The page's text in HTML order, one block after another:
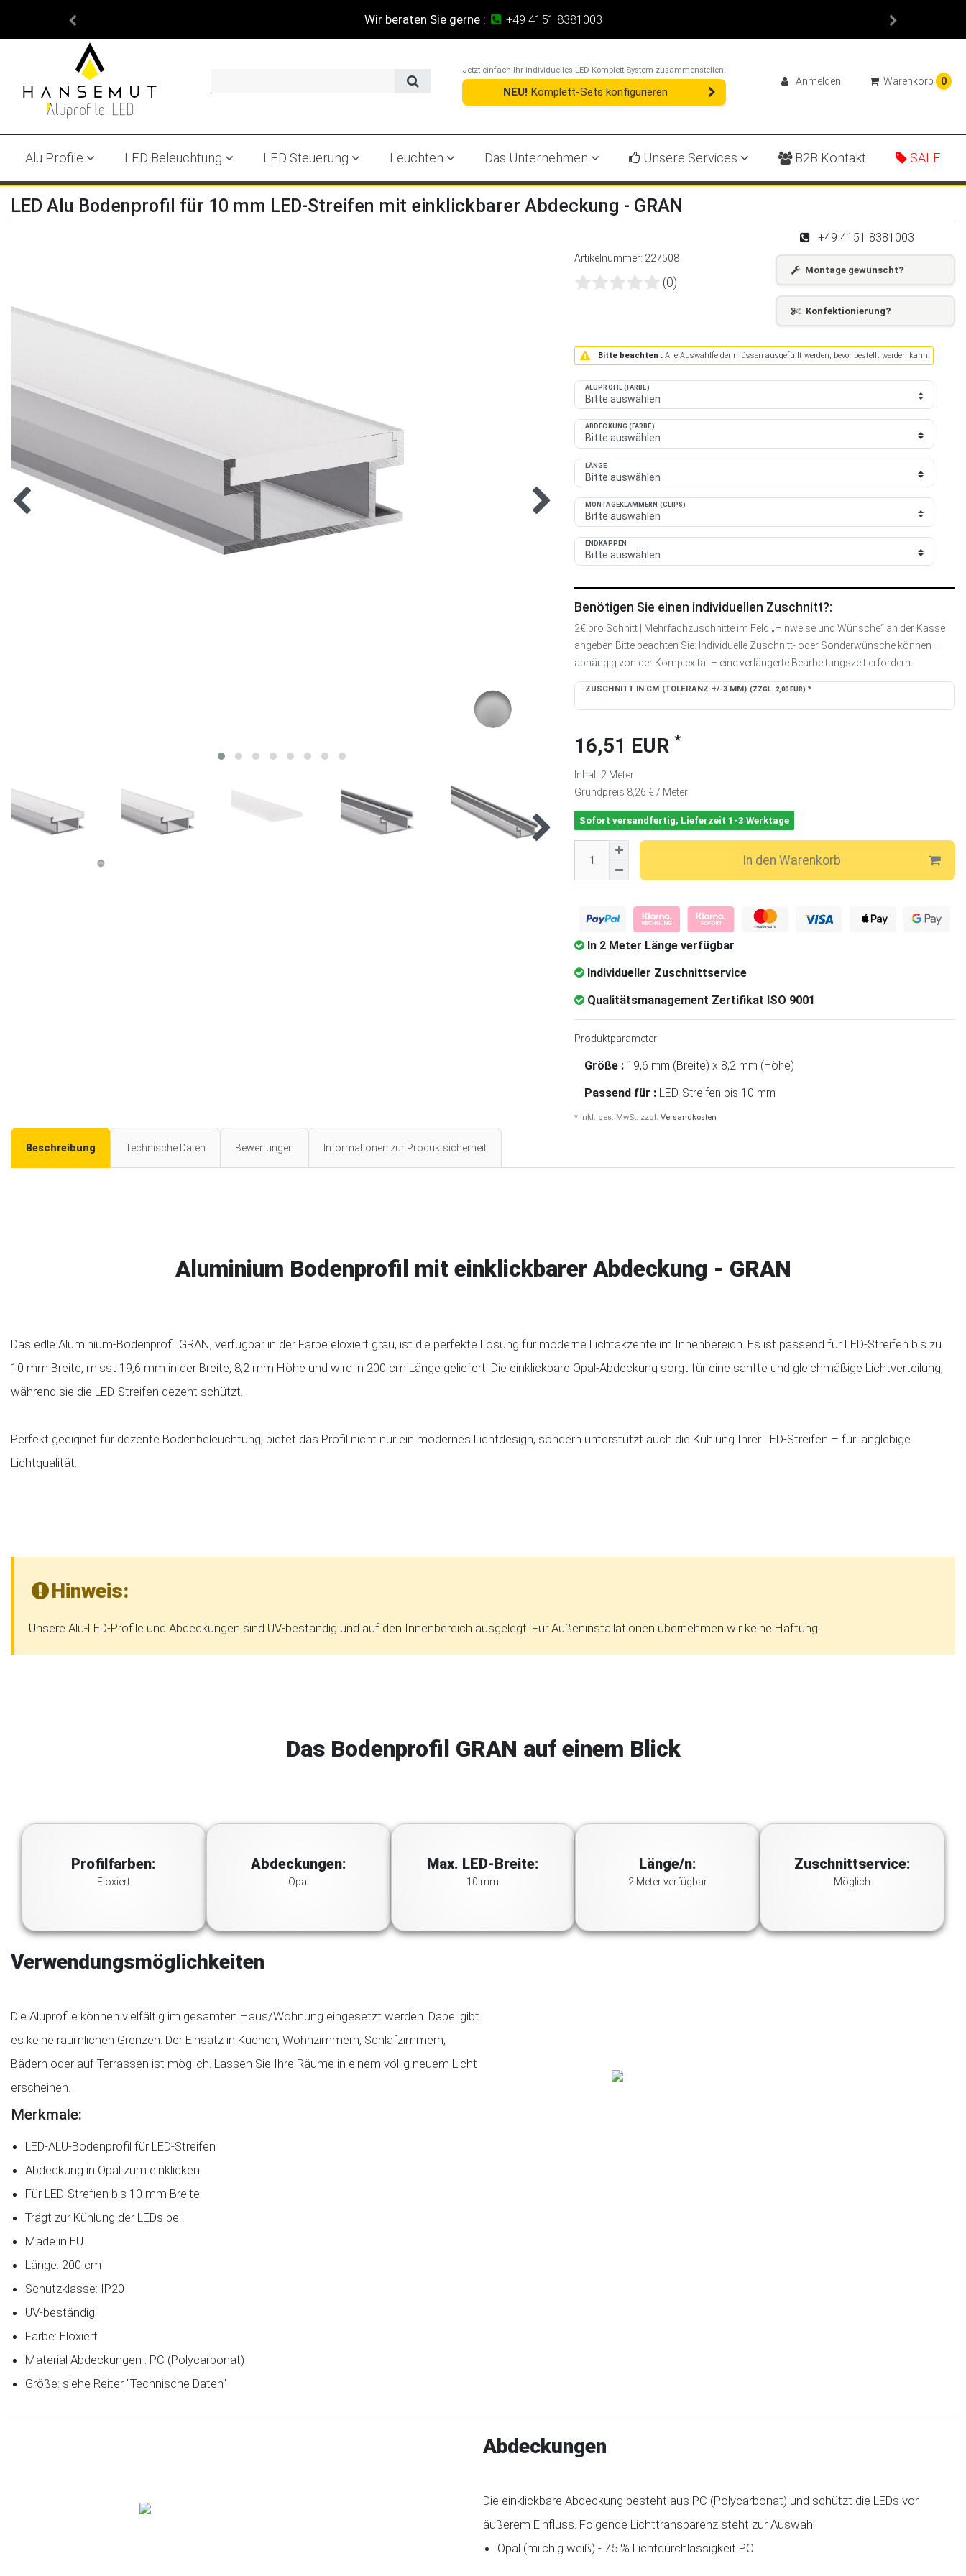
Wir beraten Sie gerne : +49 4151 8381003
Jetzt einfach Ihr individuelles LED-Komplett-System zusammenstellen:
NEU!Komplett-Sets konfigurieren
Anmelden Warenkorb 0
Alu Profile LED Beleuchtung LED Steuerung Leuchten Das Unternehmen Unsere Services B2B Kontakt SALE
LED Alu Bodenprofil für 10 mm LED-Streifen mit einklickbarer Abdeckung - GRAN
+49 4151 8381003
Artikelnummer: 227508
(0)
Montage gewünscht?
Konfektionierung?
Bitte beachten : Alle Auswahlfelder müssen ausgefüllt werden, bevor bestellt werden kann.
ALUPROFIL (FARBE)
ABDECKUNG (FARBE)
LÄNGE
MONTAGEKLAMMERN (CLIPS)
ENDKAPPEN
Benötigen Sie einen individuellen Zuschnitt?:
2€ pro Schnitt | Mehrfachzuschnitte im Feld „Hinweise und Wünsche“ an der Kasse
angeben Bitte beachten Sie: Individuelle Zuschnitt- oder Sonderwünsche können –
abhängig von der Komplexität – eine verlängerte Bearbeitungszeit erfordern.
ZUSCHNITT IN CM (TOLERANZ +/-3 MM) (ZZGL. 2,00 EUR) *
16,51 EUR *
Inhalt 2 Meter
Grundpreis 8,26 € / Meter
Sofort versandfertig, Lieferzeit 1-3 Werktage
In den Warenkorb
In 2 Meter Länge verfügbar
Individueller Zuschnittservice
Qualitätsmanagement Zertifikat ISO 9001
Produktparameter
Größe : 19,6 mm (Breite) x 8,2 mm (Höhe)
Passend für : LED-Streifen bis 10 mm
* inkl. ges. MwSt. zzgl. Versandkosten
Beschreibung Technische Daten Bewertungen Informationen zur Produktsicherheit
Aluminium Bodenprofil mit einklickbarer Abdeckung - GRAN
Das edle Aluminium-Bodenprofil GRAN, verfügbar in der Farbe eloxiert grau, ist die perfekte Lösung für moderne Lichtakzente im Innenbereich. Es ist passend für LED‑Streifen bis zu
10 mm Breite, misst 19,6 mm in der Breite, 8,2 mm Höhe und wird in 200 cm Länge geliefert. Die einklickbare Opal-Abdeckung sorgt für eine sanfte und gleichmäßige Lichtverteilung,
während sie die LED‑Streifen dezent schützt.
Perfekt geeignet für dezente Bodenbeleuchtung, bietet das Profil nicht nur ein modernes Lichtdesign, sondern unterstützt auch die Kühlung Ihrer LED‑Streifen – für langlebige
Lichtqualität.
Hinweis:
Unsere Alu-LED-Profile und Abdeckungen sind UV-beständig und auf den Innenbereich ausgelegt. Für Außeninstallationen übernehmen wir keine Haftung.
Das Bodenprofil GRAN auf einem Blick
Profilfarben:
Eloxiert
Abdeckungen:
Opal
Max. LED-Breite:
10 mm
Länge/n:
2 Meter verfügbar
Zuschnittservice:
Möglich
Verwendungsmöglichkeiten
Die Aluprofile können vielfältig im gesamten Haus/Wohnung eingesetzt werden. Dabei gibt
es keine räumlichen Grenzen. Der Einsatz in Küchen, Wohnzimmern, Schlafzimmern,
Bädern oder auf Terrassen ist möglich. Lassen Sie Ihre Räume in einem völlig neuem Licht
erscheinen.
Merkmale:
LED-ALU-Bodenprofil für LED-Streifen
Abdeckung in Opal zum einklicken
Für LED-Strefien bis 10 mm Breite
Trägt zur Kühlung der LEDs bei
Made in EU
Länge: 200 cm
Schutzklasse: IP20
UV-beständig
Farbe: Eloxiert
Material Abdeckungen : PC (Polycarbonat)
Größe: siehe Reiter "Technische Daten"
Abdeckungen
Die einklickbare Abdeckung besteht aus PC (Polycarbonat) und schützt die LEDs vor
äußerem Einfluss. Folgende Lichttransparenz steht zur Auswahl:
Opal (milchig weiß) - 75 % Lichtdurchlässigkeit PC